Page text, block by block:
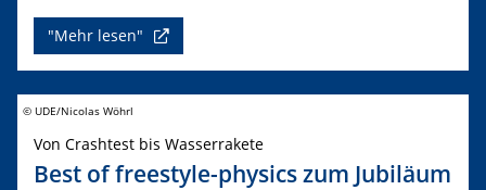
"Mehr lesen"
© UDE/Nicolas Wöhrl
Von Crashtest bis Wasserrakete
Best of freestyle-physics zum Jubiläum